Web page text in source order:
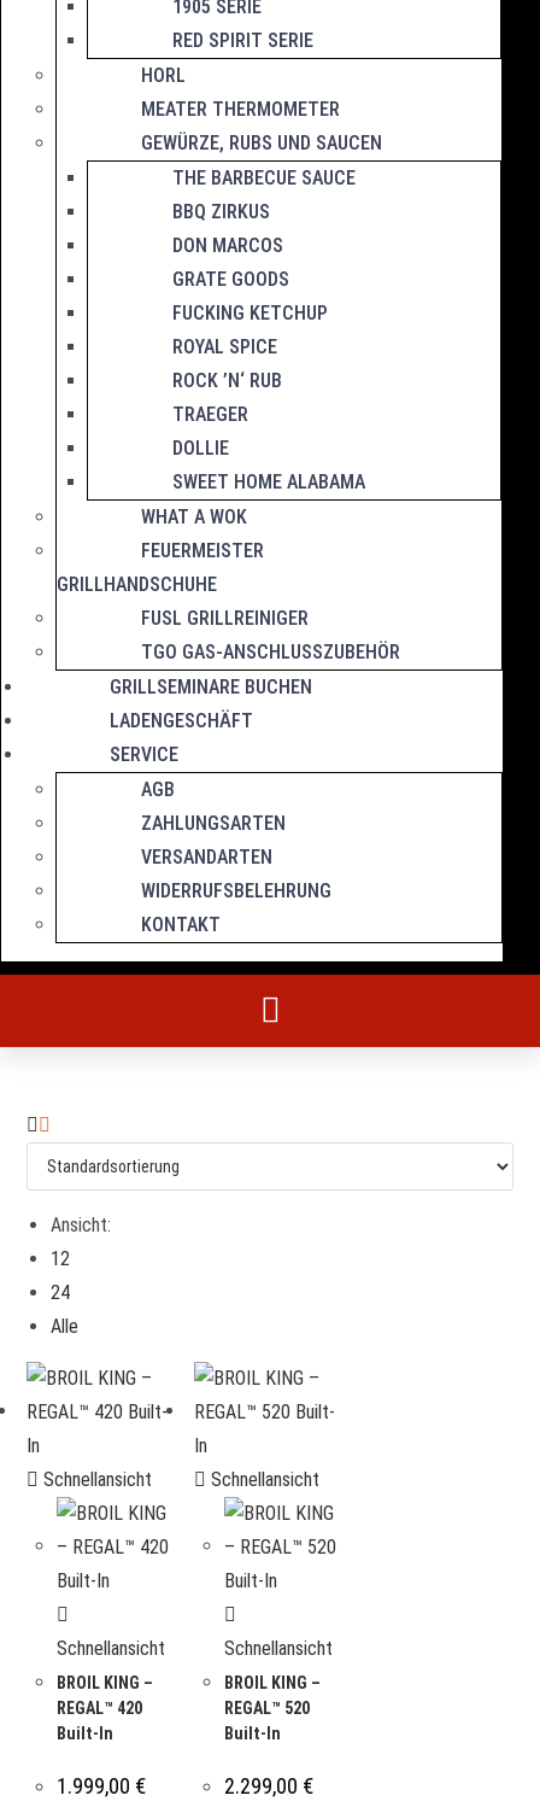
1905 SERIE
RED SPIRIT SERIE
HORL
MEATER THERMOMETER
GEWÜRZE, RUBS UND SAUCEN
THE BARBECUE SAUCE
BBQ ZIRKUS
DON MARCOS
GRATE GOODS
FUCKING KETCHUP
ROYAL SPICE
ROCK ’N‘ RUB
TRAEGER
DOLLIE
SWEET HOME ALABAMA
WHAT A WOK
FEUERMEISTER
GRILLHANDSCHUHE
FUSL GRILLREINIGER
TGO GAS-ANSCHLUSSZUBEHÖR
GRILLSEMINARE BUCHEN
LADENGESCHÄFT
SERVICE
AGB
ZAHLUNGSARTEN
VERSANDARTEN
WIDERRUFSBELEHRUNG
KONTAKT
Ansicht:
12
24
Alle
Schnellansicht
Schnellansicht
BROIL KING –
REGAL™ 420
Built-In
1.999,00 €
Schnellansicht
Schnellansicht
BROIL KING –
REGAL™ 520
Built-In
2.299,00 €